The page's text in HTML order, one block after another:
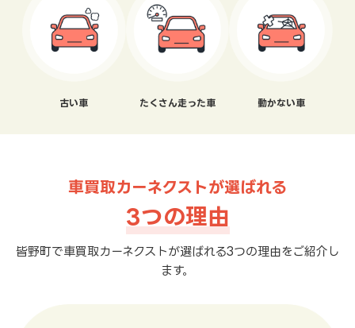
古い車 たくさん走った車 動かない車
車買取カーネクストが選ばれる
3つの理由
皆野町で車買取カーネクストが選ばれる3つの理由をご紹介し
ます。